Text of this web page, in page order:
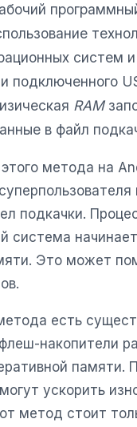
систем
подключенного
RAM
в файл
метода на
подкачки.
система
Это может
есть
накопители
памяти.
ускорить
метод стоит